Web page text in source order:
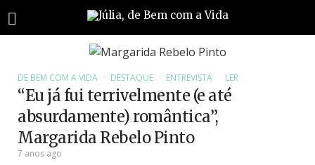
DE BEM COM A VIDA DESTAQUE ENTREVISTA LER
“Eu já fui terrivelmente (e até
absurdamente) romântica”,
Margarida Rebelo Pinto
7 anos ago